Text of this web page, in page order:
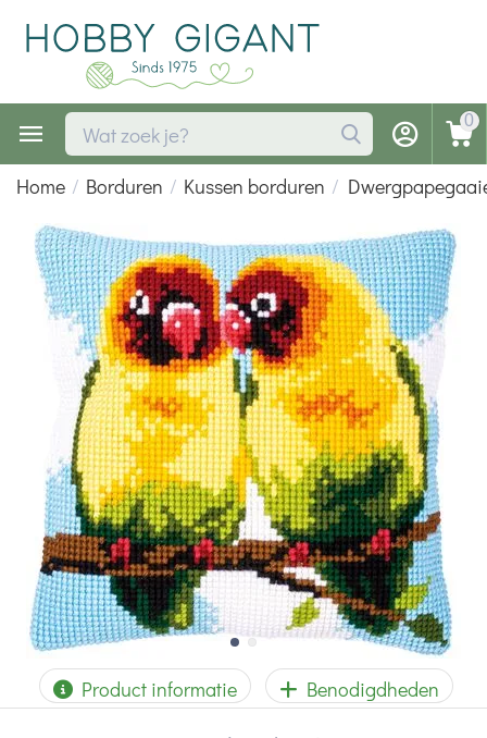
0
Home / Borduren / Kussen borduren /
Product informatie Benodigdheden